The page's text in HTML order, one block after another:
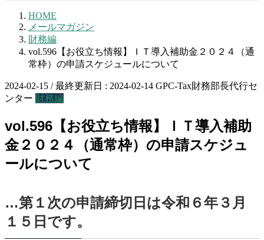
HOME
メールマガジン
財務編
vol.596【お役立ち情報】ＩＴ導入補助金２０２４（通
常枠）の申請スケジュールについて
2024-02-15 / 最終更新日 : 2024-02-14 GPC-Tax財務部長代行セ
ンター 財務編
vol.596【お役立ち情報】ＩＴ導入補助
金２０２４（通常枠）の申請スケジュ
ールについて
…第１次の申請締切日は令和６年３月
１５日です。